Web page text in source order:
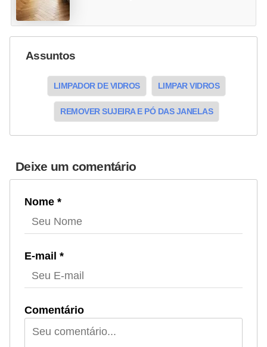
Assuntos
LIMPADOR DE VIDROS LIMPAR VIDROS
REMOVER SUJEIRA E PÓ DAS JANELAS
Deixe um comentário
Nome *
E-mail *
Comentário